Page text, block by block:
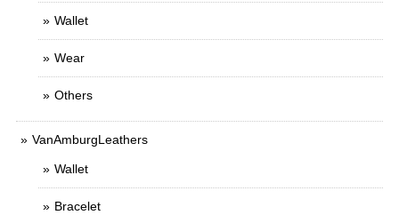
Wallet
Wear
Others
VanAmburgLeathers
Wallet
Bracelet